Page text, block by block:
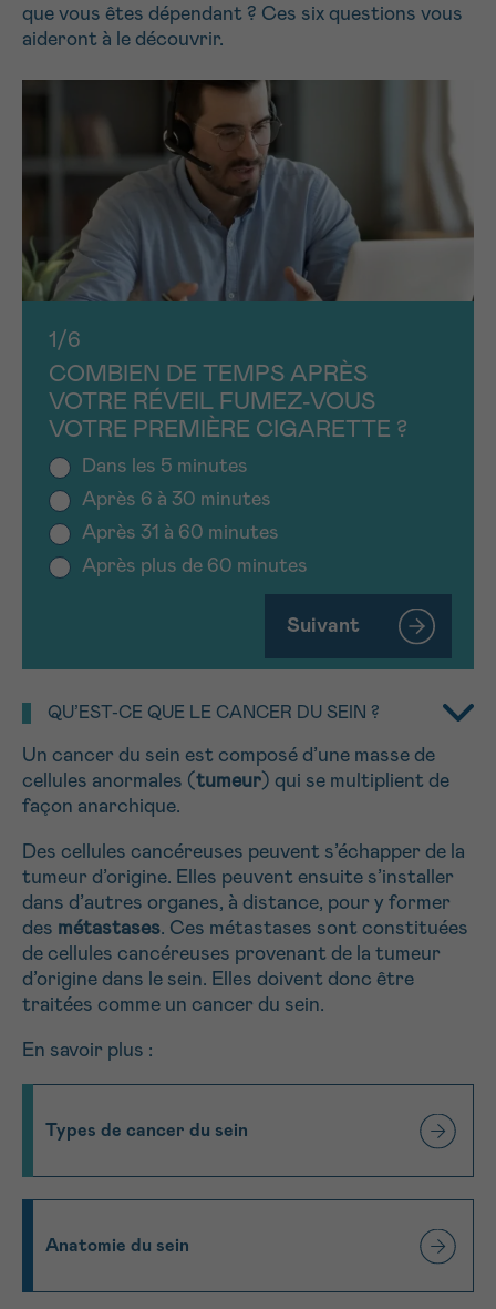
que vous êtes dépendant ? Ces six questions vous
aideront à le découvrir.
1/6
COMBIEN DE TEMPS APRÈS
VOTRE RÉVEIL FUMEZ-VOUS
VOTRE PREMIÈRE CIGARETTE ?
Dans les 5 minutes
Après 6 à 30 minutes
Après 31 à 60 minutes
Après plus de 60 minutes
Suivant
QU’EST-CE QUE LE CANCER DU SEIN ?
Un cancer du sein est composé d’une masse de
cellules anormales (tumeur) qui se multiplient de
façon anarchique.
Des cellules cancéreuses peuvent s’échapper de la
tumeur d’origine. Elles peuvent ensuite s’installer
dans d’autres organes, à distance, pour y former
des métastases. Ces métastases sont constituées
de cellules cancéreuses provenant de la tumeur
d’origine dans le sein. Elles doivent donc être
traitées comme un cancer du sein.
En savoir plus :
Types de cancer du sein
Anatomie du sein
Je souhaite être rappelé.e
Je souhaite recevoir la Newsletter
*CHAMP OBLIGATOIRE
Envoyer